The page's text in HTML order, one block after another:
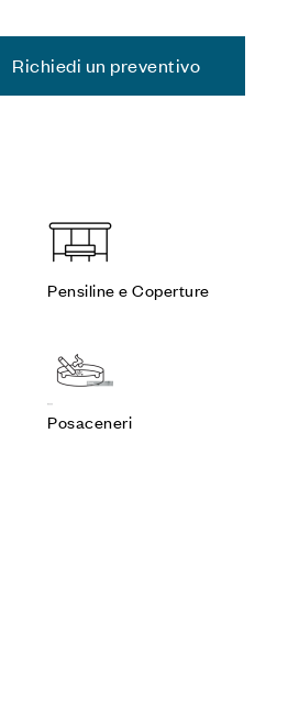
Richiedi un preventivo
Pensiline e Coperture
Posaceneri